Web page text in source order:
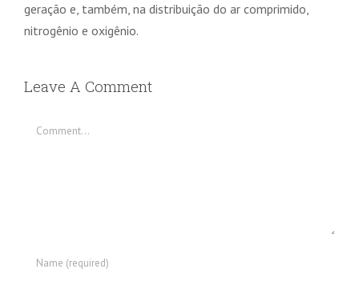
geração e, também, na distribuição do ar comprimido,
nitrogênio e oxigênio.
Leave A Comment
Comment